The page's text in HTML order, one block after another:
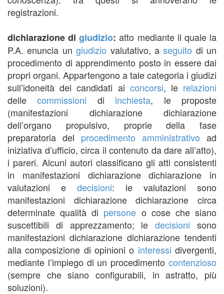
registrazioni.
dichiarazione digiudizio:atto mediante il quale la
P.A. enuncia ungiudizio valutativo, aseguito di un
procedimento di apprendimento posto in essere dai
propri organi. Appartengono a tale categoria i giudizi
sull’idoneità dei candidati ai concorsi, le relazioni
dellecommissioni di inchiesta, le proposte
(manifestazioni dichiarazione dichiarazione
dell’organo propulsivo, proprie della fase
preparatoria del procedimento amministrativo ad
iniziativa d’ufficio, circa il contenuto da dare all’atto),
i pareri. Alcuni autori classificano gli atti consistenti
in manifestazioni dichiarazione dichiarazione in
valutazioni e decisioni: le valutazioni sono
manifestazioni dichiarazione dichiarazione circa
determinate qualità di persone o cose che siano
suscettibili di apprezzamento; ledecisioni sono
manifestazioni dichiarazione dichiarazione tendenti
alla composizione di opinioni o interessi divergenti,
mediante l’impiego di un procedimento contenzioso
(sempre che siano configurabili, in astratto, più
soluzioni).